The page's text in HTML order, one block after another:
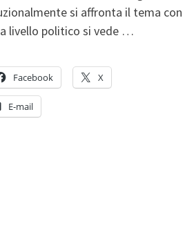
si affronta il tema con
livello politico si vede …
Facebook X
E-mail